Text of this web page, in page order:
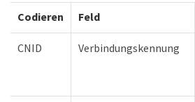
Codieren Feld
CNID Verbindungskennung